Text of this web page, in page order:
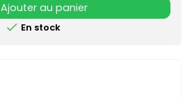
Ajouter au panier
 En stock